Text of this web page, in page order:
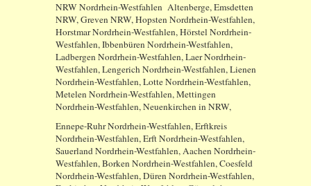
NRW Nordrhein-Westfahlen Altenberge, Emsdetten
NRW, Greven NRW, Hopsten Nordrhein-Westfahlen,
Horstmar Nordrhein-Westfahlen, Hörstel Nordrhein-
Westfahlen, Ibbenbüren Nordrhein-Westfahlen,
Ladbergen Nordrhein-Westfahlen, Laer Nordrhein-
Westfahlen, Lengerich Nordrhein-Westfahlen, Lienen
Nordrhein-Westfahlen, Lotte Nordrhein-Westfahlen,
Metelen Nordrhein-Westfahlen, Mettingen
Nordrhein-Westfahlen, Neuenkirchen in NRW,
Ennepe-Ruhr Nordrhein-Westfahlen, Erftkreis
Nordrhein-Westfahlen, Erft Nordrhein-Westfahlen,
Sauerland Nordrhein-Westfahlen, Aachen Nordrhein-
Westfahlen, Borken Nordrhein-Westfahlen, Coesfeld
Nordrhein-Westfahlen, Düren Nordrhein-Westfahlen,